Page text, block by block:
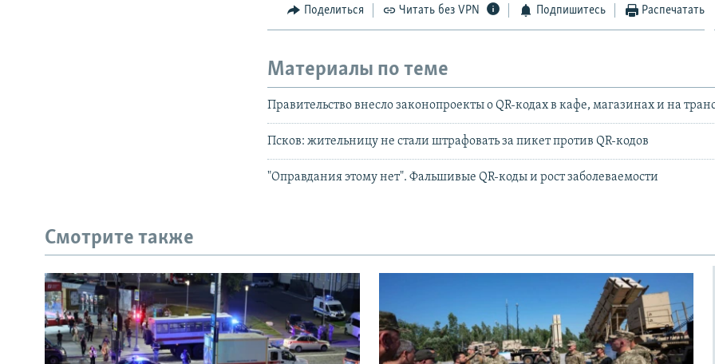
Поделиться Читать без VPN Подпишитесь Распечатать
Материалы по теме
Правительство внесло законопроекты о QR-кодах в кафе, магазинах и на
Псков: жительницу не стали штрафовать за пикет против QR-кодов
"Оправдания этому нет". Фальшивые QR-коды и рост заболеваемости
Смотрите также